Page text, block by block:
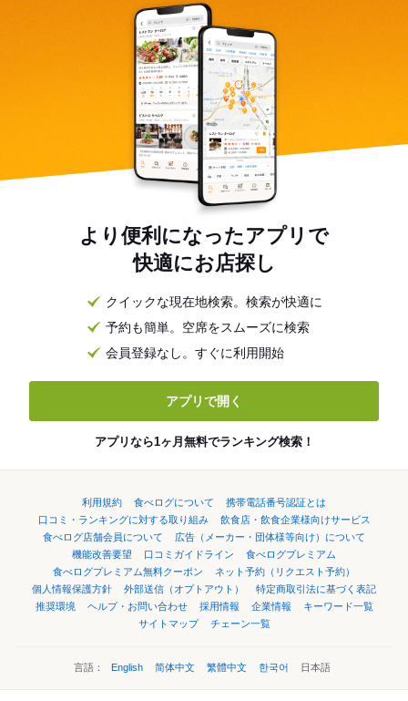
より便利になったアプリで
快適にお店探し
クイックな現在地検索。検索が快適に
予約も簡単。空席をスムーズに検索
会員登録なし。すぐに利用開始
アプリで開く
アプリなら1ヶ月無料でランキング検索！
利用規約 食べログについて
携帯電話番号認証とは
口コミ・ランキングに対する取り組み
飲食店・飲食企業様向けサービス
食べログ店舗会員について
広告（メーカー・団体様等向け）について
機能改善要望
口コミガイドライン
食べログプレミアム
食べログプレミアム無料クーポン
ネット予約（リクエスト予約）
個人情報保護方針
外部送信（オプトアウト）
特定商取引法に基づく表記
推奨環境
ヘルプ・お問い合わせ 採用情報 企業情報
キーワード一覧
サイトマップ
チェーン一覧
言語： English 简体中文 繁體中文 한국어 日本語